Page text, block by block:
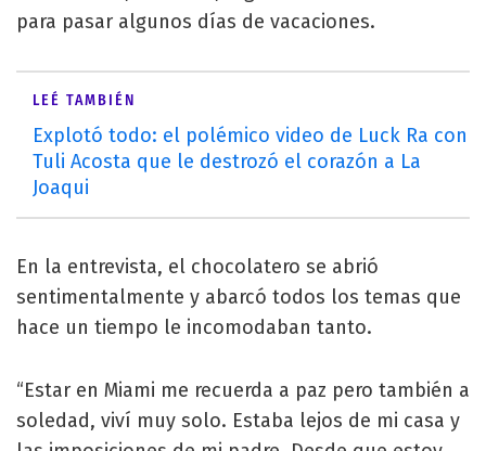
para pasar algunos días de vacaciones.
LEÉ TAMBIÉN
Explotó todo: el polémico video de Luck Ra con
Tuli Acosta que le destrozó el corazón a La
Joaqui
En la entrevista, el chocolatero se abrió
sentimentalmente y abarcó todos los temas que
hace un tiempo le incomodaban tanto.
“Estar en Miami me recuerda a paz pero también a
soledad, viví muy solo. Estaba lejos de mi casa y